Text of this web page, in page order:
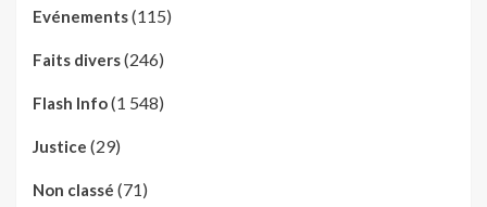
Evénements(115)
Faits divers(246)
Flash Info(1 548)
Justice (29)
Non classé (71)